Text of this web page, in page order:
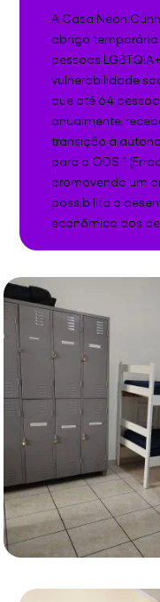
A Casa Neon
abrigo
pessoas
vulnerabilidade
que até 64
anualmente,
transição à
para o ODS 1
promovendo um
possibilita o
econômico dos